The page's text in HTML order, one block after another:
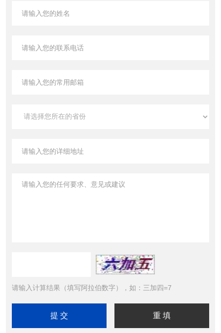
请输入计算结果（填写阿拉伯数字），如：三加四=7